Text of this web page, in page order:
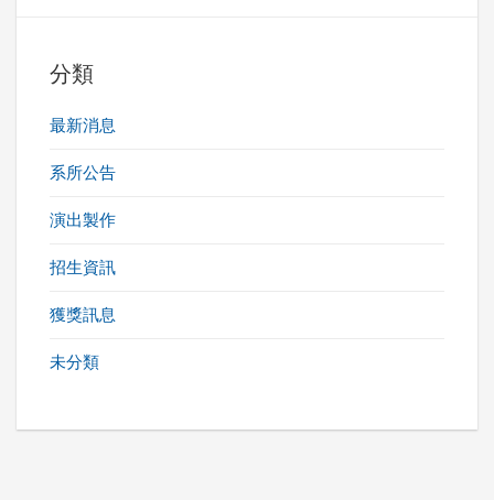
分類
最新消息
系所公告
演出製作
招生資訊
獲獎訊息
未分類